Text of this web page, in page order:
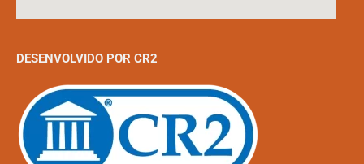
DESENVOLVIDO POR CR2